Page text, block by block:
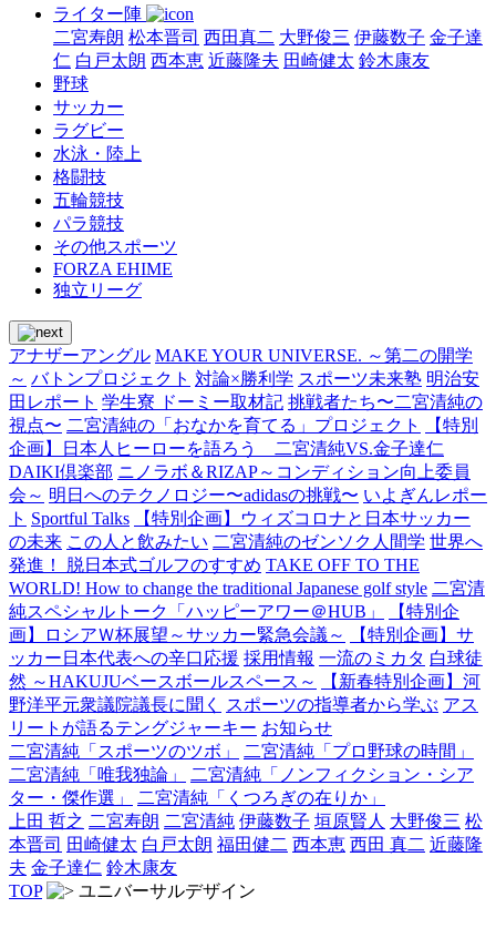
ライター陣
二宮寿朗 松本晋司 西田真二 大野俊三 伊藤数子 金子達
仁 白戸太朗 西本恵 近藤隆夫 田崎健太 鈴木康友
野球
サッカー
ラグビー
水泳・陸上
格闘技
五輪競技
パラ競技
その他スポーツ
FORZA EHIME
独立リーグ
アナザーアングル MAKE YOUR UNIVERSE. ～第二の開学
～ バトンプロジェクト 対論×勝利学 スポーツ未来塾 明治安
田レポート 学生寮 ドーミー取材記 挑戦者たち〜二宮清純の
視点〜 二宮清純の「おなかを育てる」プロジェクト
【特別
企画】日本人ヒーローを語ろう 二宮清純VS.金子達仁
DAIKI倶楽部 ニノラボ＆RIZAP～コンディション向上委員
会～ 明日へのテクノロジー〜adidasの挑戦〜 いよぎんレポー
ト Sportful Talks
【特別企画】ウィズコロナと日本サッカー
の未来 この人と飲みたい 二宮清純のゼンソク人間学 世界へ
発進！ 脱日本式ゴルフのすすめ TAKE OFF TO THE
WORLD! How to change the traditional Japanese golf style 二宮清
純スペシャルトーク「ハッピーアワー＠HUB」
【特別企
画】ロシアＷ杯展望～サッカー緊急会議～
【特別企画】サ
ッカー日本代表への辛口応援 採用情報 一流のミカタ 白球徒
然 ～HAKUJUベースボールスペース～
【新春特別企画】河
野洋平元衆議院議長に聞く
スポーツの指導者から学ぶ アス
リートが語るテングジャーキー お知らせ
二宮清純「スポーツのツボ」
二宮清純「プロ野球の時間」
二宮清純「唯我独論」
二宮清純「ノンフィクション・シア
ター・傑作選」
二宮清純「くつろぎの在りか」
上田 哲之 二宮寿朗 二宮清純 伊藤数子 垣原賢人 大野俊三 松
本晋司 田崎健太 白戸太朗 福田健二 西本恵 西田 真二 近藤隆
夫 金子達仁 鈴木康友
TOP
ユニバーサルデザイン